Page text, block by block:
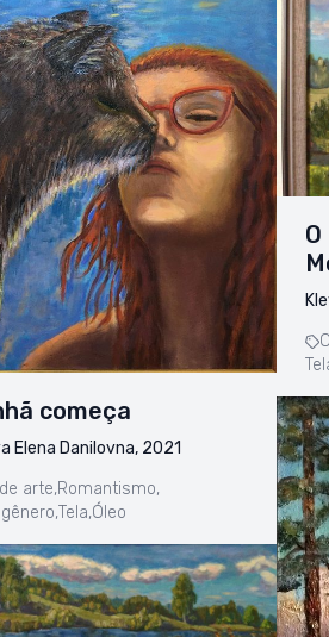
começa
Elena Danilovna, 2021
arte,Romantismo,
Tela,Óleo